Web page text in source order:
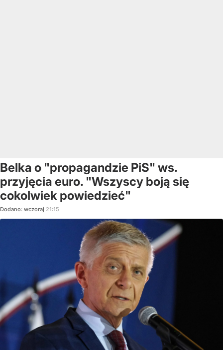
Belka o "propagandzie PiS" ws.
przyjęcia euro. "Wszyscy boją się
cokolwiek powiedzieć"
Dodano: wczoraj 21:15